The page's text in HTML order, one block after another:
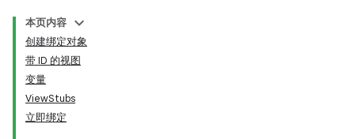
本页内容
创建绑定对象
带 ID 的视图
变量
ViewStubs
立即绑定